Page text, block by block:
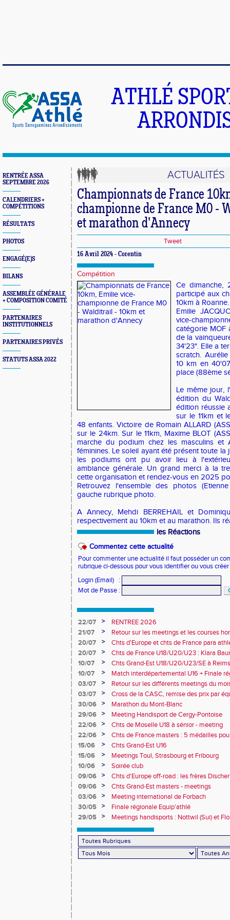
ATHLÉ
RENTRÉE ASSA
SEPTEMBRE 2026
CALENDRIERS +
COMPÉTITIONS
RÉSULTATS
PHOTOS
ENGAGÉ(E)S
BILANS
ASSEMBLÉE GÉNÉRALE
+ COMPOSITION COMITÉ
PARTENAIRES
INSTITUTIONNELS
PARTENAIRES PRIVÉS
STATUTS ASSA 2022
ACTUALITÉS
Championnats de France
championne de France M0 -
et marathon d'Annecy
Tweet
16 Avril 2024 - Corentin
Compétition
Ce dimanche,
participé aux
10km à
Emilie
vice-
catégorie MOF
de la
34'23". Elle a
scratch.
10 km en
place (88ème
Le même jour,
édition du
édition réussie
sur le 11km et
48 enfants. Victoire de Romain ALLARD
sur le 24km. Sur le 11km, Maxime BLOT
marche du podium chez les masculins et
féminines. Le soleil ayant été présent toute la
les podiums ont pu avoir lieu à
ambiance générale. Un grand merci à la
cette organisation et rendez-vous en 2025
Retrouvez l'ensemble des photos
gauche rubrique photo.
A Annecy, Mehdi BERREHAIL et
respectivement au 10km et au marathon. Ils
les Réactions
Commentez cette actualité
Pour commenter une actualité il faut posséder un
rubrique ci-dessous pour vous identifier ou vous
Login (Email)
:
Mot de Passe :
22/07 >
RENTREE 2026
21/07
>
Retour sur les meetings et les courses
20/07
>
Chts d'Europe et chts de France para
champion d'Europe et multiples
20/07 >
Chts de France U18/U20/U23 : Klara
10e
10/07 >
Chts Grand-Est U18/U20/U23/SE à
10/07
>
Match interdépartemental U16 + Finale
Obernai
03/07 >
Retour sur les différents meetings du
03/07
>
Cross de la CASC, remise des prix par
collèges
30/06 >
Marathon du Mont-Blanc
29/06
>
Meeting Handisport de Cergy-Pontoise
22/06
>
Chts de Moselle U18 à sénior - meeting
22/06
>
Chts de France masters : 5 médailles
15/06
>
Chts Grand-Est U16
15/06
>
Meetings Toul, Strasbourg et Fribourg
10/06
>
Soirée club
09/06
>
Chts d'Europe off-road : les frères
09/06
>
Chts Grand-Est masters - meetings
03/06
>
Meeting international de Forbach
30/05
>
Finale régionale Equip'athlé
29/05
> Meetings handisports : Nottwil (Sui) et